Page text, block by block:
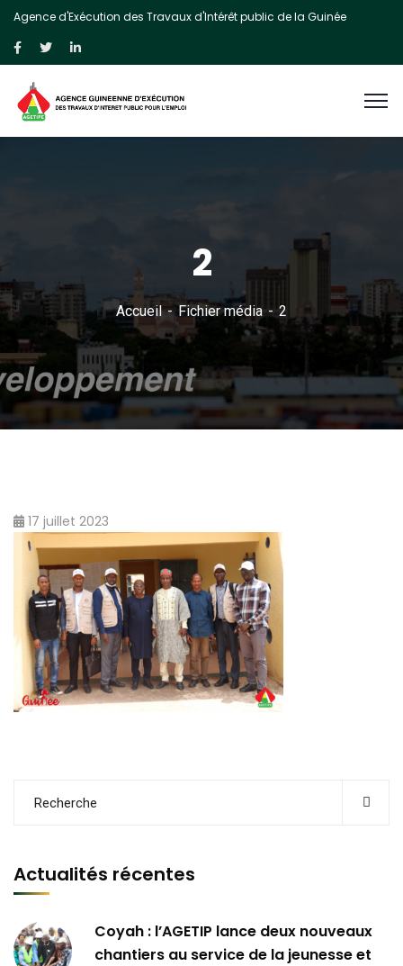
Agence d'Exécution des Travaux d'Intérêt public de la Guinée
2
Accueil Fichier média 2
17 juillet 2023
Actualités récentes
Coyah : l’AGETIP lance deux nouveaux
chantiers au service de la jeunesse et